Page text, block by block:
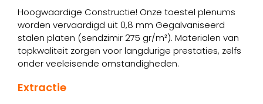
Hoogwaardige Constructie! Onze toestel plenums
worden vervaardigd uit 0,8 mm Gegalvaniseerd
stalen platen (sendzimir 275 gr/m²). Materialen van
topkwaliteit zorgen voor langdurige prestaties, zelfs
onder veeleisende omstandigheden.
Extractie